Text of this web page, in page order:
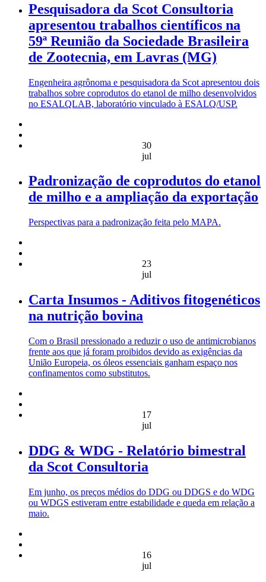
Pesquisadora da Scot Consultoria
apresentou trabalhos científicos na
59ª Reunião da Sociedade Brasileira
de Zootecnia, em Lavras (MG)
Engenheira agrônoma e pesquisadora da Scot apresentou dois
trabalhos sobre coprodutos do etanol de milho desenvolvidos
no ESALQLAB, laboratório vinculado à ESALQ/USP.
30
jul
Padronização de coprodutos do etanol
de milho e a ampliação da exportação
Perspectivas para a padronização feita pelo MAPA.
23
jul
Carta Insumos - Aditivos fitogenéticos
na nutrição bovina
Com o Brasil pressionado a reduzir o uso de antimicrobianos
frente aos que já foram proibidos devido as exigências da
União Europeia, os óleos essenciais ganham espaço nos
confinamentos como substitutos.
17
jul
DDG & WDG - Relatório bimestral
da Scot Consultoria
Em junho, os preços médios do DDG ou DDGS e do WDG
ou WDGS estiveram entre estabilidade e queda em relação a
maio.
16
jul